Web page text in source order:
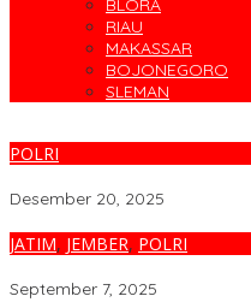
BLORA
RIAU
MAKASSAR
BOJONEGORO
SLEMAN
POLRI
Desember 20, 2025
JATIM, JEMBER, POLRI
September 7, 2025